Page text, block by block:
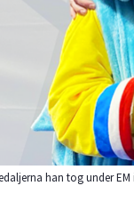
han tog under EM